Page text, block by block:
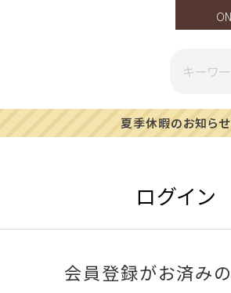
夏季休暇のお知らせ
ログイン
会員登録がお済み